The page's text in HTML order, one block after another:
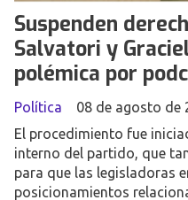
Suspenden
Salvatori y
polémica por
Política
08 de agosto de
El procedimiento fue
interno del partido, que
para que las legisladoras
posicionamientos